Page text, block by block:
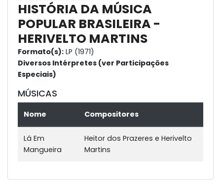
HISTÓRIA DA MÚSICA
POPULAR BRASILEIRA -
HERIVELTO MARTINS
Formato(s): LP (1971)
Diversos Intérpretes (ver Participações
Especiais)
MÚSICAS
Nome Compositores
Lá Em
Mangueira
Heitor dos Prazeres e Herivelto
Martins